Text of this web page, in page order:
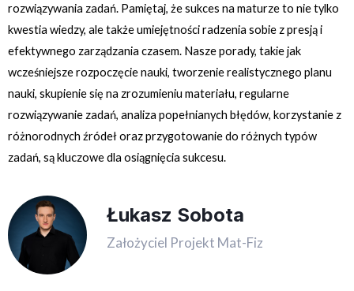
rozwiązywania zadań. Pamiętaj, że sukces na maturze to nie tylko
kwestia wiedzy, ale także umiejętności radzenia sobie z presją i
efektywnego zarządzania czasem. Nasze porady, takie jak
wcześniejsze rozpoczęcie nauki, tworzenie realistycznego planu
nauki, skupienie się na zrozumieniu materiału, regularne
rozwiązywanie zadań, analiza popełnianych błędów, korzystanie z
różnorodnych źródeł oraz przygotowanie do różnych typów
zadań, są kluczowe dla osiągnięcia sukcesu.
Łukasz Sobota
Założyciel Projekt Mat-Fiz